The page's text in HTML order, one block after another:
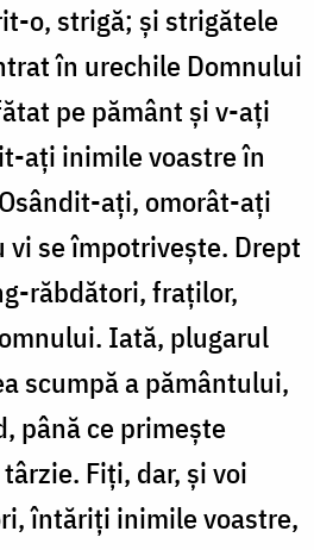
o, strigă; și strigătele
în urechile Domnului
pe pământ și v-ați
ați inimile voastre în
ați, omorât-ați
vi se împotrivește. Drept
răbdători, fraților,
Iată, plugarul
scumpă a pământului,
până ce primește
Fiți, dar, și voi
întăriți inimile voastre,